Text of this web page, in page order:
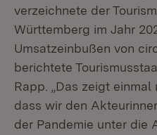
verzeichnete der
Württemberg im Jahr
Umsatzeinbußen von
berichtete
Rapp. „Das zeigt
dass wir den
der Pandemie unter die